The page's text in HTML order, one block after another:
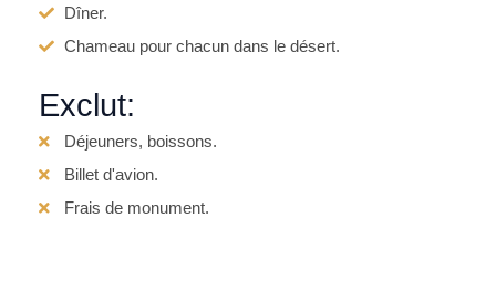
Dîner.
Chameau pour chacun dans le désert.
Exclut:
Déjeuners, boissons.
Billet d'avion.
Frais de monument.